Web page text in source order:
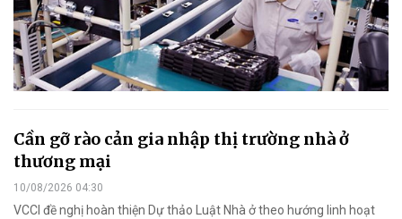
Cần gỡ rào cản gia nhập thị trường nhà ở
thương mại
10/08/2026 04:30
VCCI đề nghị hoàn thiện Dự thảo Luật Nhà ở theo hướng linh hoạt